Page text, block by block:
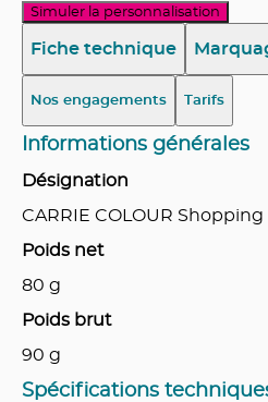
Simuler la personnalisation
Fiche technique
Nos engagements Tarifs
Informations générales
Désignation
CARRIE COLOUR
Poids net
80 g
Poids brut
90 g
Spécifications